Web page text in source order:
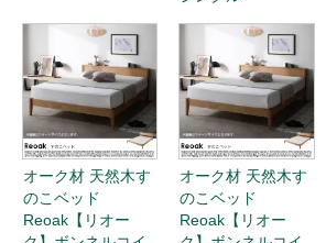
オーク材 天然木す
のこベッド
Reoak【リオー
ク】2層ポケットコ
イルマットレス付
き クイーン
オーク材 天然木す
のこベッド
Reoak【リオー
ク】国産ポケット
コイルマットレス
付き（レギュラ